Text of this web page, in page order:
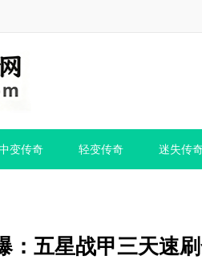
变传奇 轻变传奇 迷失传
：五星战甲三天速